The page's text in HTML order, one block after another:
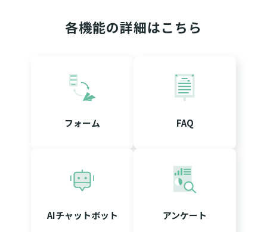
各機能の詳細はこちら
フォーム FAQ
AIチャットボット アンケート